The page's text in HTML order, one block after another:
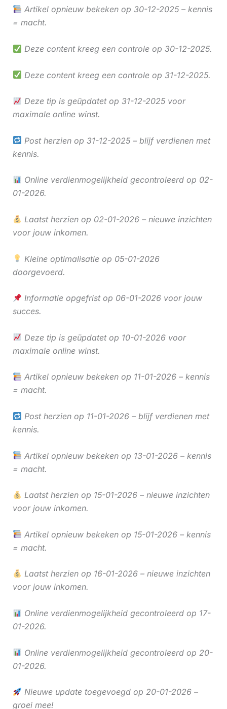
Artikel opnieuw bekeken op 30-12-2025 – kennis
= macht.
Deze content kreeg een controle op 30-12-2025.
Deze content kreeg een controle op 31-12-2025.
Deze tip is geüpdatet op 31-12-2025 voor
maximale online winst.
Post herzien op 31-12-2025 – blijf verdienen met
kennis.
Online verdienmogelijkheid gecontroleerd op 02-
01-2026.
Laatst herzien op 02-01-2026 – nieuwe inzichten
voor jouw inkomen.
Kleine optimalisatie op 05-01-2026
doorgevoerd.
Informatie opgefrist op 06-01-2026 voor jouw
succes.
Deze tip is geüpdatet op 10-01-2026 voor
maximale online winst.
Artikel opnieuw bekeken op 11-01-2026 – kennis
= macht.
Post herzien op 11-01-2026 – blijf verdienen met
kennis.
Artikel opnieuw bekeken op 13-01-2026 – kennis
= macht.
Laatst herzien op 15-01-2026 – nieuwe inzichten
voor jouw inkomen.
Artikel opnieuw bekeken op 15-01-2026 – kennis
= macht.
Laatst herzien op 16-01-2026 – nieuwe inzichten
voor jouw inkomen.
Online verdienmogelijkheid gecontroleerd op 17-
01-2026.
Online verdienmogelijkheid gecontroleerd op 20-
01-2026.
Nieuwe update toegevoegd op 20-01-2026 –
groei mee!